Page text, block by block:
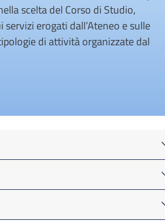
scelta del Corso di Studio,
erogati dall’Ateneo e sulle
di attività organizzate dal